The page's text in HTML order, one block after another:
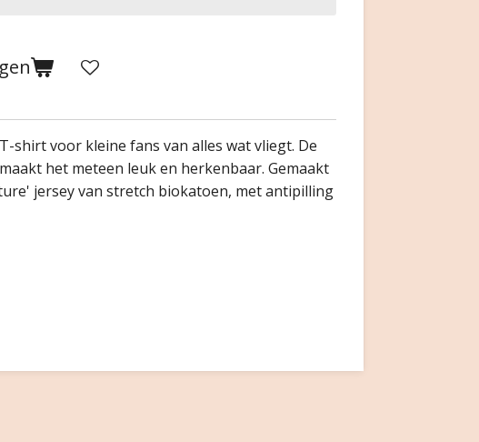
shirt voor kleine fans van alles wat vliegt. De
het meteen leuk en herkenbaar. Gemaakt
jersey van stretch biokatoen, met antipilling